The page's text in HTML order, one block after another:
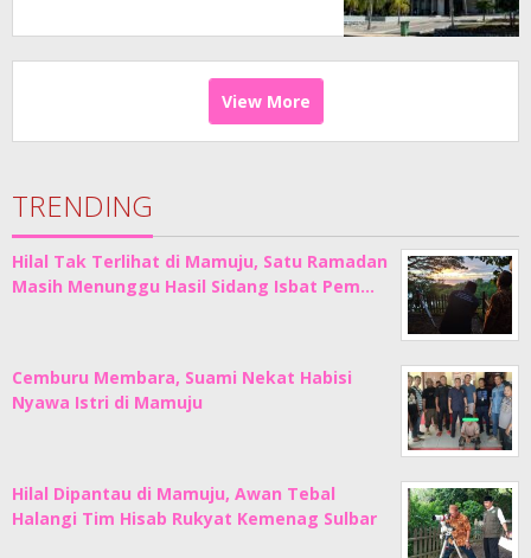
View More
TRENDING
Hilal Tak Terlihat di Mamuju, Satu Ramadan
Masih Menunggu Hasil Sidang Isbat Pem…
Cemburu Membara, Suami Nekat Habisi
Nyawa Istri di Mamuju
Hilal Dipantau di Mamuju, Awan Tebal
Halangi Tim Hisab Rukyat Kemenag Sulbar